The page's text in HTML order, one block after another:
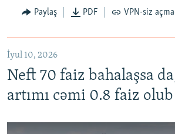
Paylaş PDF VPN-siz
İyul 10, 2026
Neft 70 faiz bahalaşsa
artımı cəmi 0.8 faiz olub